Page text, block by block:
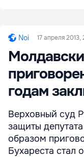
Noi 17 апреля 2013,
годам
Верховный суд
защиты
образом
Бухареста стал